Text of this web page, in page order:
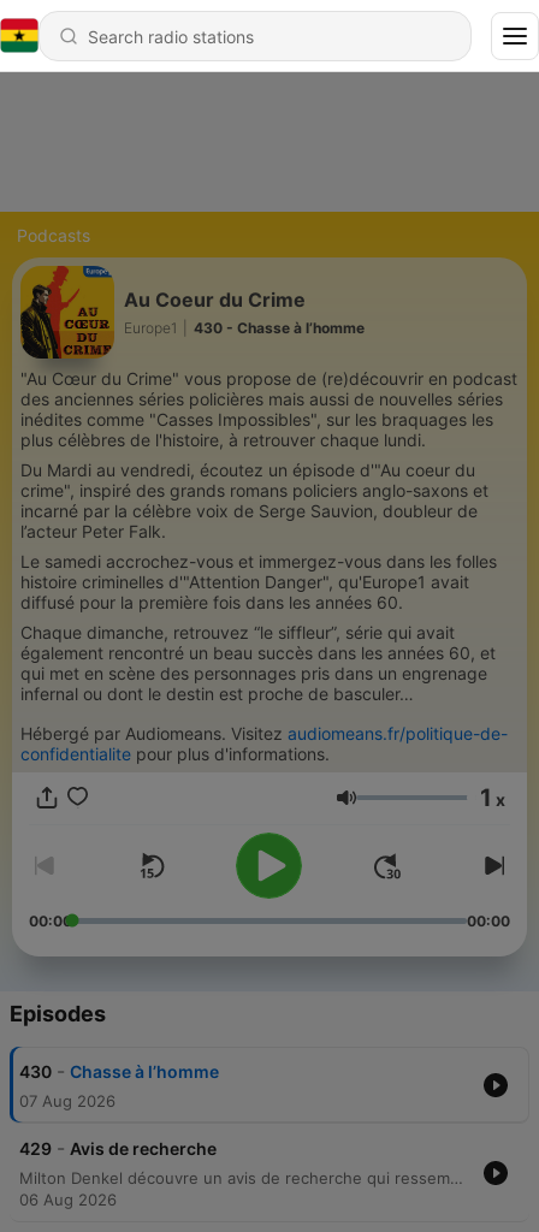
Podcasts
Au Coeur du Crime
Europe1 430 - Chasse à l’homme
"Au Cœur du Crime" vous propose de (re)découvrir en podcast
des anciennes séries policières mais aussi de nouvelles séries
inédites comme "Casses Impossibles", sur les braquages les
plus célèbres de l'histoire, à retrouver chaque lundi.
Du Mardi au vendredi, écoutez un épisode d'"Au coeur du
crime", inspiré des grands romans policiers anglo-saxons et
incarné par la célèbre voix de Serge Sauvion, doubleur de
l’acteur Peter Falk.
Le samedi accrochez-vous et immergez-vous dans les folles
histoire criminelles d'"Attention Danger", qu'Europe1 avait
diffusé pour la première fois dans les années 60.
Chaque dimanche, retrouvez “le siffleur”, série qui avait
également rencontré un beau succès dans les années 60, et
qui met en scène des personnages pris dans un engrenage
infernal ou dont le destin est proche de basculer…
Hébergé par Audiomeans. Visitez audiomeans.fr/politique-de-
confidentialite pour plus d'informations.
Volume 1 x
00:00 00:00
Episodes
430 - Chasse à l’homme
07 Aug 2026
429 - Avis de recherche
Milton Denkel découvre un avis de recherche qui ressemble étrangement au sien, réalisant qu'il s'agit de son cousin Gérard, un criminel recherché. Après avoir perdu son emploi au motel, Milton décide de partir pour Stamford avec un revolver afin de retrouver son ancien amour, Milti Davis. Dans un bar sordide, Milton est confronté à une femme qui le prend pour Gérard et lui révèle que son identité semble avoir été effacée par une mise en scène macabre. Face à la disparition de son propre nom, Milton décide de quitter les lieux pour entamer une nouvelle vie.
06 Aug 2026